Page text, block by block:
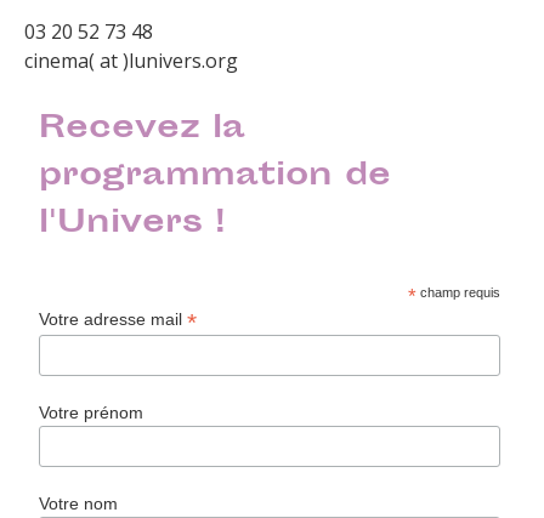
03 20 52 73 48
cinema( at )lunivers.org
Recevez la
programmation de
l'Univers !
* champ requis
Votre adresse mail*
Votre prénom
Votre nom